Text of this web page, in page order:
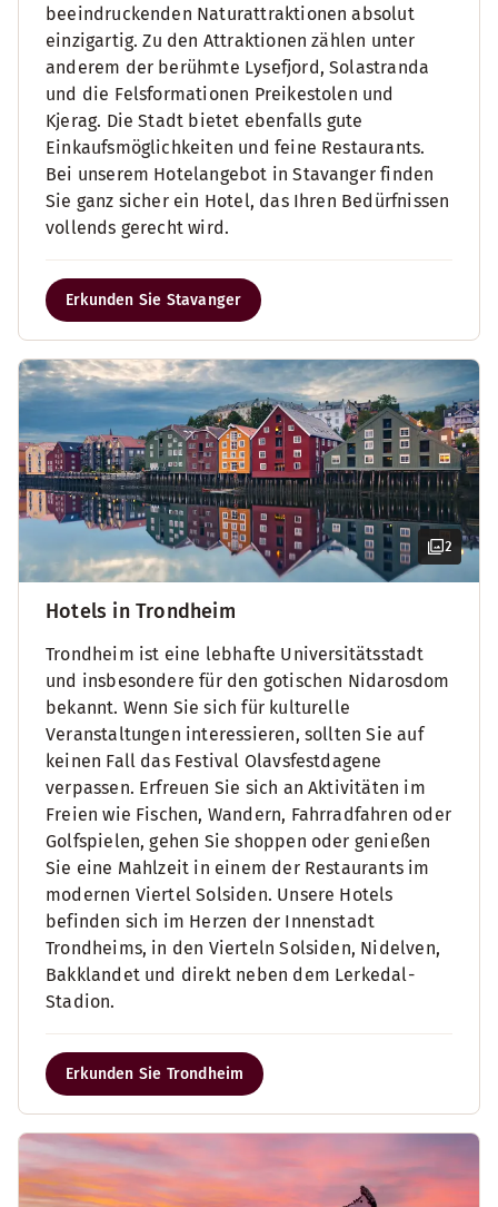
beeindruckenden Naturattraktionen absolut
einzigartig. Zu den Attraktionen zählen unter
anderem der berühmte Lysefjord, Solastranda
und die Felsformationen Preikestolen und
Kjerag. Die Stadt bietet ebenfalls gute
Einkaufsmöglichkeiten und feine Restaurants.
Bei unserem Hotelangebot in Stavanger finden
Sie ganz sicher ein Hotel, das Ihren Bedürfnissen
vollends gerecht wird.
Erkunden Sie Stavanger
2
Hotels in Trondheim
Trondheim ist eine lebhafte Universitätsstadt
und insbesondere für den gotischen Nidarosdom
bekannt. Wenn Sie sich für kulturelle
Veranstaltungen interessieren, sollten Sie auf
keinen Fall das Festival Olavsfestdagene
verpassen. Erfreuen Sie sich an Aktivitäten im
Freien wie Fischen, Wandern, Fahrradfahren oder
Golfspielen, gehen Sie shoppen oder genießen
Sie eine Mahlzeit in einem der Restaurants im
modernen Viertel Solsiden. Unsere Hotels
befinden sich im Herzen der Innenstadt
Trondheims, in den Vierteln Solsiden, Nidelven,
Bakklandet und direkt neben dem Lerkedal-
Stadion.
Erkunden Sie Trondheim